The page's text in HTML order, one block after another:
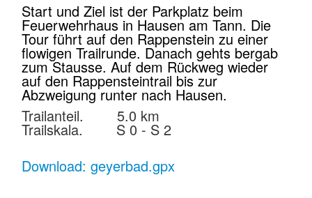
Start und Ziel ist der Parkplatz beim
Feuerwehrhaus in Hausen am Tann. Die
Tour führt auf den Rappenstein zu einer
flowigen Trailrunde. Danach gehts bergab
zum Stausse. Auf dem Rückweg wieder
auf den Rappensteintrail bis zur
Abzweigung runter nach Hausen.
Trailanteil. 5.0 km
Trailskala. S 0 - S 2
Download: geyerbad.gpx